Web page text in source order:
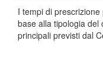
I tempi di
base alla tipologia del
principali previsti dal